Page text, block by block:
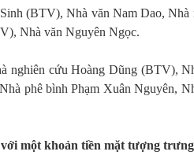
(BTV), Nhà văn Nam Dao, Nhà
Nhà văn Nguyên Ngọc.
nghiên cứu Hoàng Dũng (BTV),
phê bình Phạm Xuân Nguyên,
một khoản tiền mặt tượng